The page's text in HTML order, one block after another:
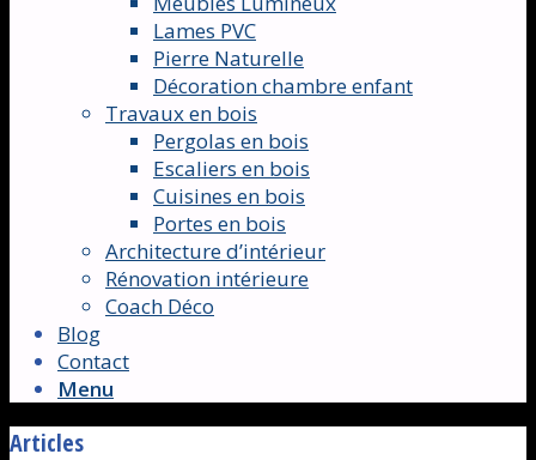
Lames PVC
Pierre Naturelle
Décoration chambre enfant
Travaux en bois
Pergolas en bois
Escaliers en bois
Cuisines en bois
Portes en bois
Architecture d’intérieur
Rénovation intérieure
Coach Déco
Blog
Contact
Menu
Articles